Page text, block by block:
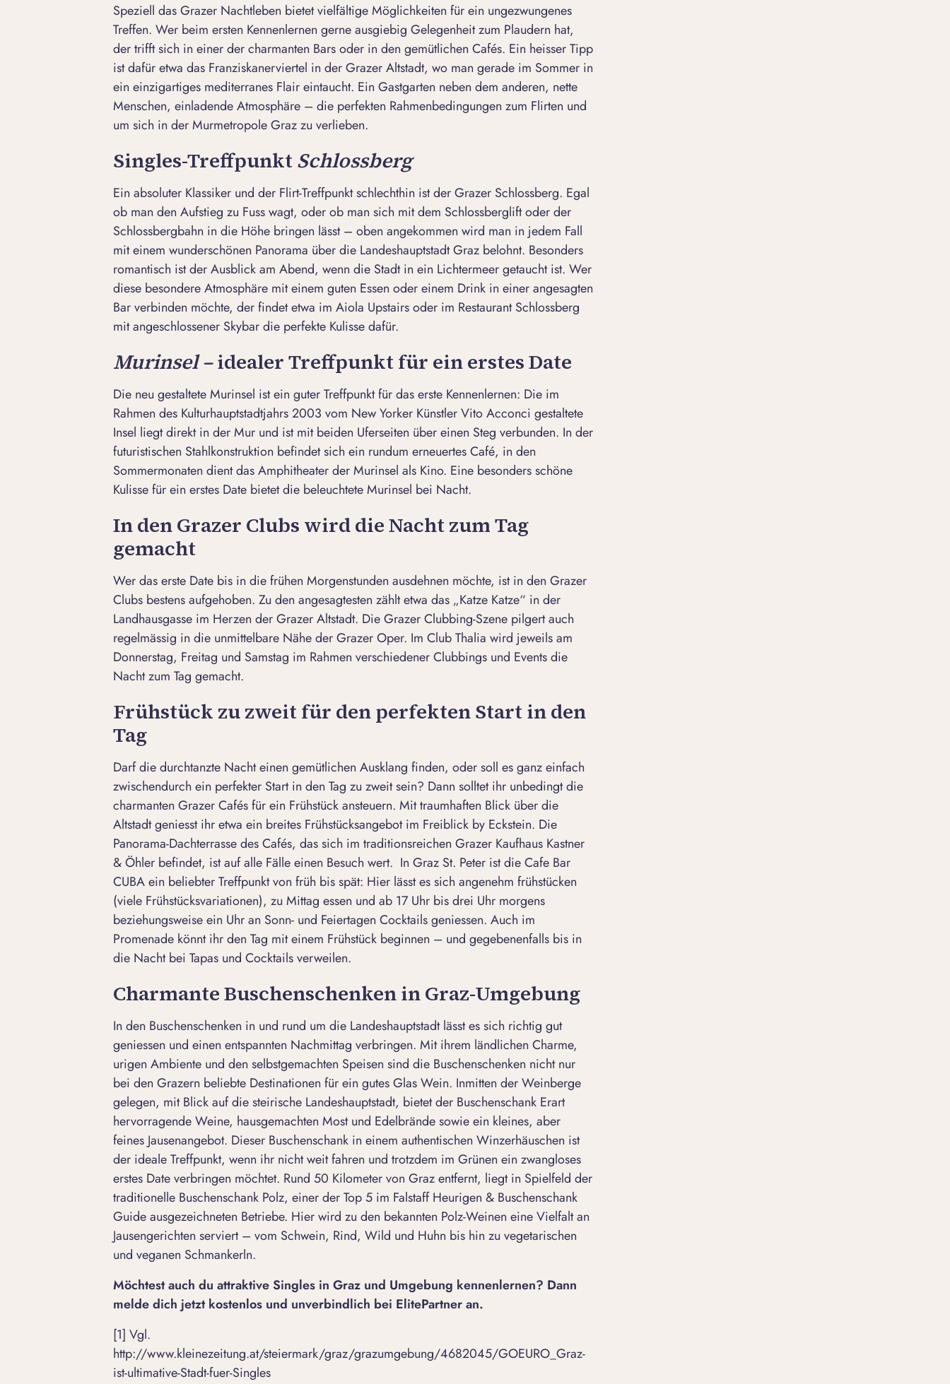
Speziell das Grazer Nachtleben bietet vielfältige Möglichkeiten für ein ungezwungenes
Treffen. Wer beim ersten Kennenlernen gerne ausgiebig Gelegenheit zum Plaudern hat,
der trifft sich in einer der charmanten Bars oder in den gemütlichen Cafés. Ein heisser Tipp
ist dafür etwa das Franziskanerviertel in der Grazer Altstadt, wo man gerade im Sommer in
ein einzigartiges mediterranes Flair eintaucht. Ein Gastgarten neben dem anderen, nette
Menschen, einladende Atmosphäre – die perfekten Rahmenbedingungen zum Flirten und
um sich in der Murmetropole Graz zu verlieben.
Singles-TreffpunktSchlossberg
Ein absoluter Klassiker und der Flirt-Treffpunkt schlechthin ist der Grazer Schlossberg. Egal
ob man den Aufstieg zu Fuss wagt, oder ob man sich mit dem Schlossberglift oder der
Schlossbergbahn in die Höhe bringen lässt – oben angekommen wird man in jedem Fall
mit einem wunderschönen Panorama über die Landeshauptstadt Graz belohnt. Besonders
romantisch ist der Ausblick am Abend, wenn die Stadt in ein Lichtermeer getaucht ist. Wer
diese besondere Atmosphäre mit einem guten Essen oder einem Drink in einer angesagten
Bar verbinden möchte, der findet etwa im Aiola Upstairs oder im Restaurant Schlossberg
mit angeschlossener Skybar die perfekte Kulisse dafür.
Murinsel –idealer Treffpunkt für ein erstes Date
Die neu gestalteteMurinsel ist ein guter Treffpunkt für das erste Kennenlernen: Die im
Rahmen des Kulturhauptstadtjahrs 2003 vom New Yorker KünstlerVito Acconci gestaltete
Insel liegt direkt in der Mur und ist mit beiden Uferseiten über einen Steg verbunden. In der
futuristischen Stahlkonstruktion befindet sich ein rundum erneuertes Café, in den
Sommermonaten dient das Amphitheater derMurinsel als Kino. Eine besonders schöne
Kulisse für ein erstes Date bietet die beleuchteteMurinsel bei Nacht.
In den Grazer Clubs wird die Nacht zum Tag
gemacht
Wer das erste Date bis in die frühen Morgenstunden ausdehnen möchte, ist in den Grazer
Clubs bestens aufgehoben. Zu den angesagtesten zählt etwa das „Katze Katze“ in der
Landhausgasse im Herzen der Grazer Altstadt. Die Grazer Clubbing-Szene pilgert auch
regelmässig in die unmittelbare Nähe der Grazer Oper. Im Club Thalia wird jeweils am
Donnerstag, Freitag und Samstag im Rahmen verschiedener Clubbings und Events die
Nacht zum Tag gemacht.
Frühstück zu zweit für den perfekten Start in den
Tag
Darf die durchtanzte Nacht einen gemütlichen Ausklang finden, oder soll es ganz einfach
zwischendurch ein perfekter Start in den Tag zu zweit sein? Dann solltet ihr unbedingt die
charmanten Grazer Cafés für ein Frühstück ansteuern. Mit traumhaften Blick über die
Altstadt geniesst ihr etwa ein breites Frühstücksangebot im Freiblick by Eckstein. Die
Panorama-Dachterrasse des Cafés, das sich im traditionsreichen Grazer Kaufhaus Kastner
& Öhler befindet, ist auf alle Fälle einen Besuch wert. In Graz St. Peter ist die Cafe Bar
CUBA ein beliebter Treffpunkt von früh bis spät: Hier lässt es sich angenehm frühstücken
(viele Frühstücksvariationen), zu Mittag essen und ab 17 Uhr bis drei Uhr morgens
beziehungsweise ein Uhr an Sonn- und Feiertagen Cocktails geniessen. Auch im
Promenade könnt ihr den Tag mit einem Frühstück beginnen – und gegebenenfalls bis in
die Nacht bei Tapas und Cocktails verweilen.
Charmante Buschenschenken in Graz-Umgebung
In den Buschenschenken in und rund um die Landeshauptstadt lässt es sich richtig gut
geniessen und einen entspannten Nachmittag verbringen. Mit ihrem ländlichen Charme,
urigen Ambiente und den selbstgemachten Speisen sind die Buschenschenken nicht nur
bei den Grazern beliebte Destinationen für ein gutes Glas Wein. Inmitten der Weinberge
gelegen, mit Blick auf die steirische Landeshauptstadt, bietet der Buschenschank Erart
hervorragende Weine, hausgemachten Most und Edelbrände sowie ein kleines, aber
feines Jausenangebot. Dieser Buschenschank in einem authentischen Winzerhäuschen ist
der ideale Treffpunkt, wenn ihr nicht weit fahren und trotzdem im Grünen ein zwangloses
erstes Date verbringen möchtet. Rund 50 Kilometer von Graz entfernt, liegt in Spielfeld der
traditionelle Buschenschank Polz, einer der Top 5 im Falstaff Heurigen & Buschenschank
Guide ausgezeichneten Betriebe. Hier wird zu den bekannten Polz-Weinen eine Vielfalt an
Jausengerichten serviert – vom Schwein, Rind, Wild und Huhn bis hin zu vegetarischen
und veganen Schmankerln.
Möchtest auch du attraktive Singles in Graz und Umgebung kennenlernen? Dann
melde dich jetzt kostenlos und unverbindlich bei ElitePartner an.
[1] Vgl.
http://www.kleinezeitung.at/steiermark/graz/grazumgebung/4682045/GOEURO_Graz-
ist-ultimative-Stadt-fuer-Singles